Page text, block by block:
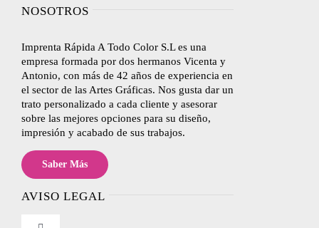
NOSOTROS
Imprenta Rápida A Todo Color S.L es una
empresa formada por dos hermanos Vicenta y
Antonio, con más de 42 años de experiencia en
el sector de las Artes Gráficas. Nos gusta dar un
trato personalizado a cada cliente y asesorar
sobre las mejores opciones para su diseño,
impresión y acabado de sus trabajos.
Saber Más
AVISO LEGAL